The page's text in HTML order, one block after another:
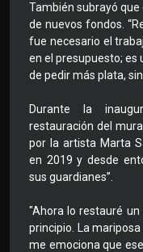
También subrayó
de nuevos fondos.
fue necesario el
en el presupuesto; es
de pedir más plata,
Durante la
restauración del
por la artista Marta
en 2019 y desde
sus guardianes”.
"Ahora lo restauré un
principio. La
me emociona que